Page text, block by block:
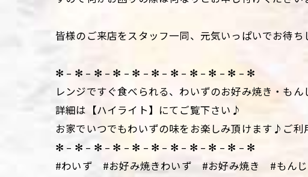
皆様のご来店をスタッフ一同、元気いっぱいでお待ち
✻ – ✻ – ✻ – ✻ – ✻ – ✻ – ✻ – ✻ – ✻ – ✻ – ✻
レンジですぐ食べられる、わいずのお好み焼き・も
詳細は【ハイライト】にてご覧下さい♪
お家でいつでもわいずの味をお楽しみ頂けます♪ご利
✻ – ✻ – ✻ – ✻ – ✻ – ✻ – ✻ – ✻ – ✻ – ✻ – ✻
#わいず #お好み焼きわいず #お好み焼き #もん